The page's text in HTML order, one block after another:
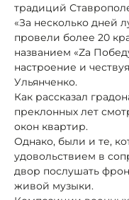
традиций
«За несколько дней
провели более 20
названием «Za
настроение и
Ульянченко.
Как рассказал
преклонных лет
окон квартир.
Однако, были и те,
удовольствием в
двор послушать
живой музыки.